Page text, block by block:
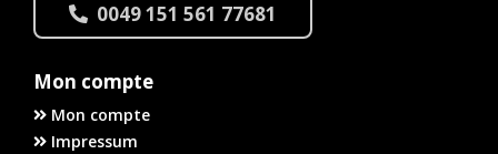
0049 151 561 77681
Mon compte
Mon compte
Impressum